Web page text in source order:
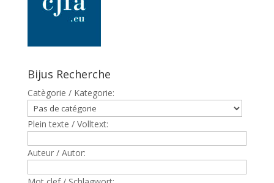
Bijus Recherche
Catègorie / Kategorie:
Plein texte / Volltext:
Auteur / Autor: